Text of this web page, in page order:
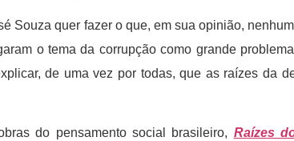
Souza quer fazer o que, em sua opinião,
o tema da corrupção como grande
de uma vez por todas, que as raízes da
do pensamento social brasileiro, Raízes